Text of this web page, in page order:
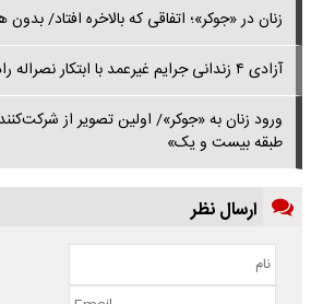
زنان در «جوکر»؛ اتفاقی که بالاخره افتاد/
آزادی ۴ زندانی جرایم غیرعمد با ابتکار نصراله رادش
ورود زنان به «جوکر»/ اولین تصویر از
طبقه بیست و یک»
ارسال نظر